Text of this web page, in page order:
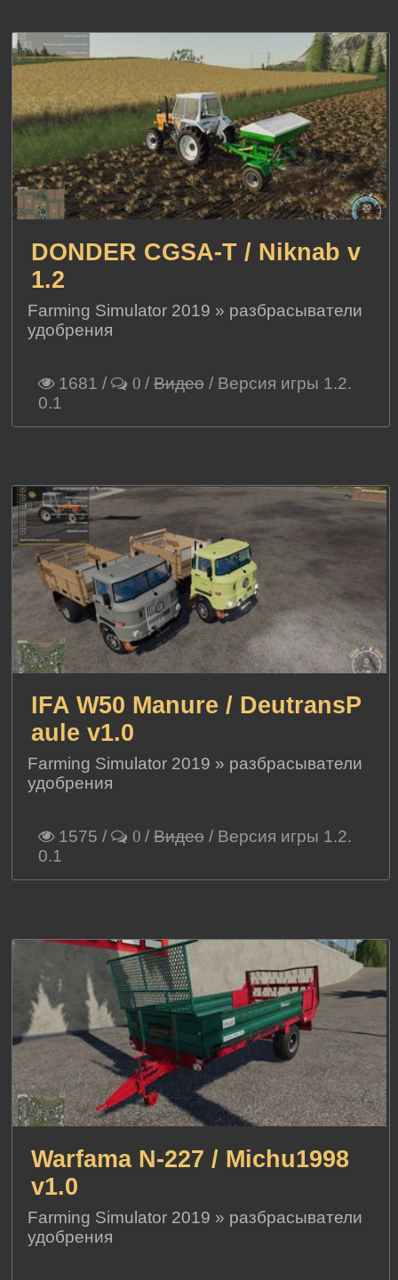
DONDER CGSA-T / Niknab v
1.2
Farming Simulator 2019 » разбрасыватели
удобрения
1681 / 0 /Видео/ Версия игры 1.2.
0.1
IFA W50 Manure / DeutransP
aule v1.0
Farming Simulator 2019 » разбрасыватели
удобрения
1575 / 0 /Видео/ Версия игры 1.2.
0.1
Warfama N-227 / Michu1998
v1.0
Farming Simulator 2019 » разбрасыватели
удобрения